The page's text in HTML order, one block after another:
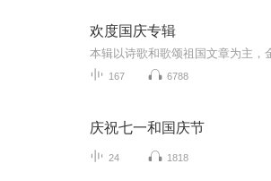
欢度国庆专辑
167 6788
庆祝七一和国庆节
24 1818